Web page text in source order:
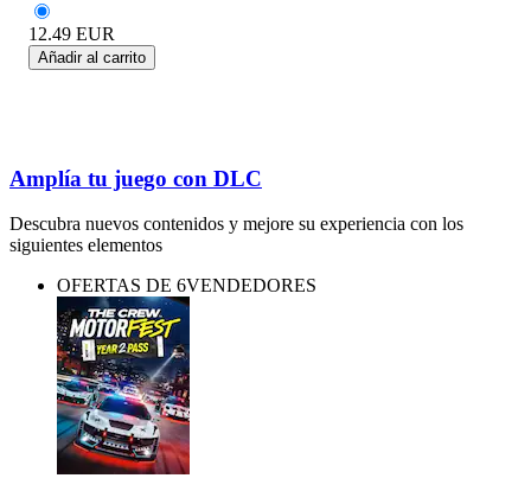
12.49 EUR
Añadir al carrito
Amplía tu juego con DLC
Descubra nuevos contenidos y mejore su experiencia con los
siguientes elementos
OFERTAS DE 6VENDEDORES